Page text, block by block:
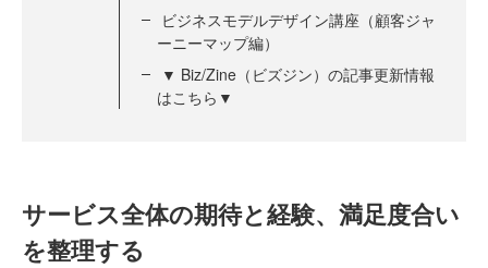
ビジネスモデルデザイン講座（顧客ジャ
ーニーマップ編）
▼ Biz/Zine（ビズジン）の記事更新情報
はこちら▼
サービス全体の期待と経験、満足度合い
を整理する